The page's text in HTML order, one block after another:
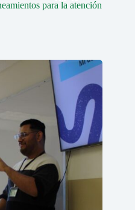
para la atención